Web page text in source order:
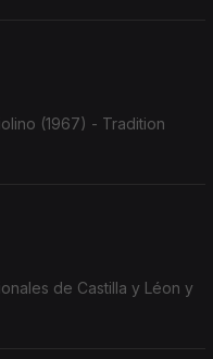
(1967) - Tradition
de Castilla y Léon y